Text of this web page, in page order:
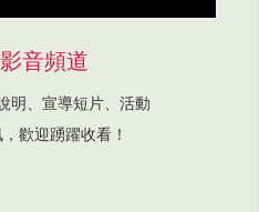
音頻道
明、宣導短片、活動
歡迎踴躍收看！